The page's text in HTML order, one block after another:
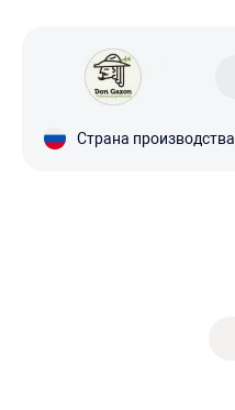
Страна